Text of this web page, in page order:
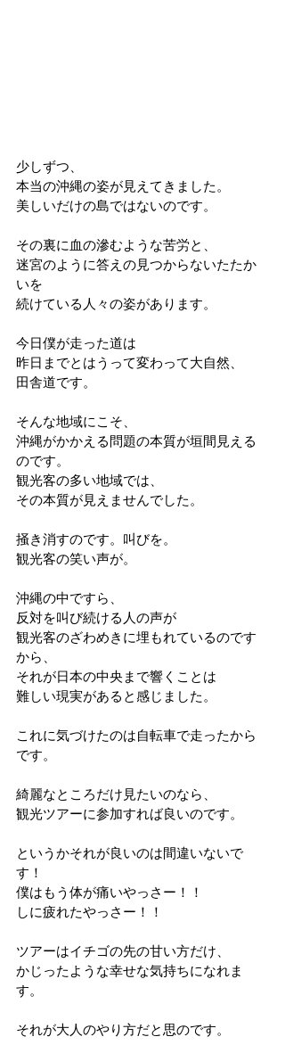
少しずつ、
本当の沖縄の姿が見えてきました。
美しいだけの島ではないのです。
その裏に血の滲むような苦労と、
迷宮のように答えの見つからないたたか
いを
続けている人々の姿があります。
今日僕が走った道は
昨日までとはうって変わって大自然、
田舎道です。
そんな地域にこそ、
沖縄がかかえる問題の本質が垣間見える
のです。
観光客の多い地域では、
その本質が見えませんでした。
掻き消すのです。叫びを。
観光客の笑い声が。
沖縄の中ですら、
反対を叫び続ける人の声が
観光客のざわめきに埋もれているのです
から、
それが日本の中央まで響くことは
難しい現実があると感じました。
これに気づけたのは自転車で走ったから
です。
綺麗なところだけ見たいのなら、
観光ツアーに参加すれば良いのです。
というかそれが良いのは間違いないで
す！
僕はもう体が痛いやっさー！！
しに疲れたやっさー！！
ツアーはイチゴの先の甘い方だけ、
かじったような幸せな気持ちになれま
す。
それが大人のやり方だと思のです。